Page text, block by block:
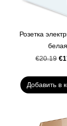
Розетка
белая
€20.19
Добавить в